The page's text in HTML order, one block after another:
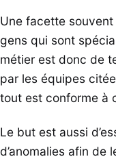
Une facette souvent
gens qui sont
métier est donc de
par les équipes
tout est conforme à
Le but est aussi
d’anomalies afin de